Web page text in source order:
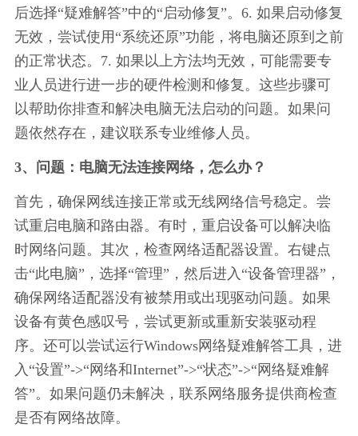
后选择“疑难解答”中的“启动修复”。6. 如果启动修复
无效，尝试使用“系统还原”功能，将电脑还原到之前
的正常状态。7. 如果以上方法均无效，可能需要专
业人员进行进一步的硬件检测和修复。这些步骤可
以帮助你排查和解决电脑无法启动的问题。如果问
题依然存在，建议联系专业维修人员。
3、问题：电脑无法连接网络，怎么办？
首先，确保网线连接正常或无线网络信号稳定。尝
试重启电脑和路由器。有时，重启设备可以解决临
时网络问题。其次，检查网络适配器设置。右键点
击“此电脑”，选择“管理”，然后进入“设备管理器”，
确保网络适配器没有被禁用或出现驱动问题。如果
设备有黄色感叹号，尝试更新或重新安装驱动程
序。还可以尝试运行Windows网络疑难解答工具，进
入“设置”->“网络和Internet”->“状态”->“网络疑难解
答”。如果问题仍未解决，联系网络服务提供商检查
是否有网络故障。